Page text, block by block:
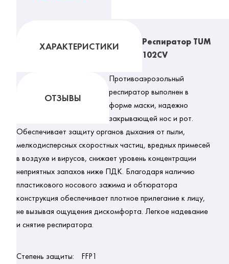
ХАРАКТЕРИСТИКИ
ОТЗЫВЫ
Респиратор TUM
102CV
Противоаэрозольный
респиратор выполнен в
форме маски, надежно
закрывающей нос и рот.
Обеспечивает защиту органов дыхания от пыли,
мелкодисперсных скоростных частиц, вредных примесей
в воздухе и вирусов, снижает уровень концентрации
неприятных запахов ниже ПДК. Благодаря наличию
пластикового носового зажима и обтюратора
конструкция обеспечивает плотное прилегание к лицу,
не вызывая ощущения дискомфорта. Легкое надевание
и снятие респиратора.
Степень защиты: FFP1